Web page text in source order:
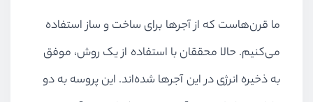
ما قرن‌هاست که از آجرها برای ساخت و ساز استفاده
می‌کنیم. حالا محققان با استفاده از یک روش، موفق
به ذخیره انرژی در این آجرها شده‌اند. این پروسه به دو